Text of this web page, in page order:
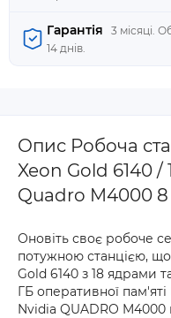
Гарантія
3 місяці.
14 днів.
Опис Робоча
Xeon Gold 6140 /
Quadro M4000 8
Оновіть своє робоче
потужною станцією,
Gold 6140 з 18 ядрами
ГБ оперативної
Nvidia QUADRO M4000